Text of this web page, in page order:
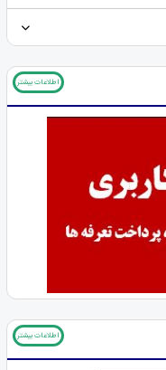
اطلاعات بیشتر
اطلاعات بیشتر